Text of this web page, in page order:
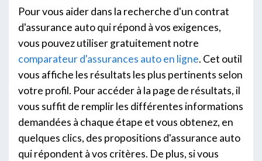
Pour vous aider dans la recherche d'un contrat
d'assurance auto qui répond à vos exigences,
vous pouvez utiliser gratuitement notre
comparateur d'assurances auto en ligne. Cet outil
vous affiche les résultats les plus pertinents selon
votre profil. Pour accéder à la page de résultats, il
vous suffit de remplir les différentes informations
demandées à chaque étape et vous obtenez, en
quelques clics, des propositions d'assurance auto
qui répondent à vos critères. De plus, si vous